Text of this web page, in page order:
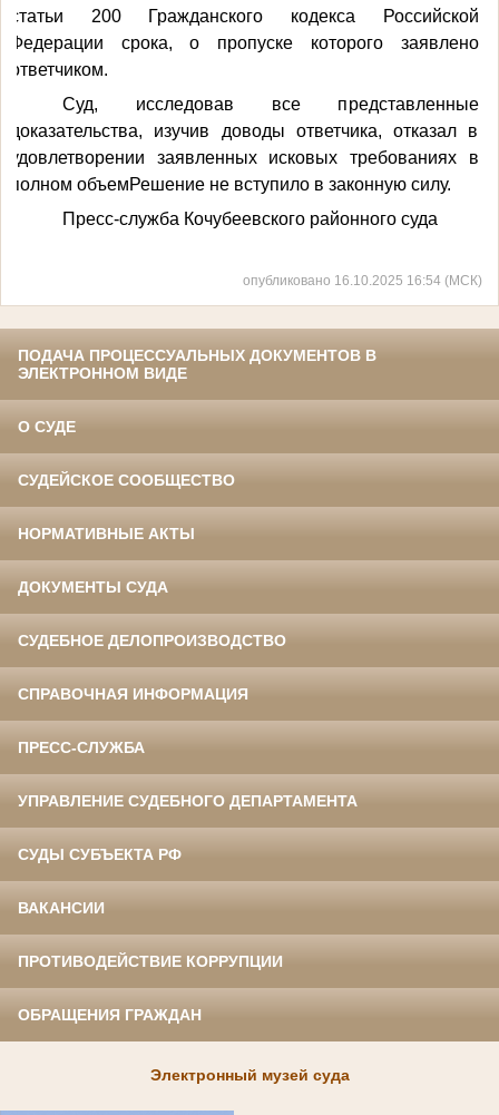
статьи 200 Гражданского кодекса Российской
Федерации срока, о пропуске которого заявлено
ответчиком.
Суд, исследовав все представленные
доказательства, изучив доводы ответчика, отказал в
удовлетворении заявленных исковых требованиях в
полном объемРешение не вступило в законную силу.
Пресс-служба Кочубеевского районного суда
опубликовано 16.10.2025 16:54 (МСК)
ПОДАЧА ПРОЦЕССУАЛЬНЫХ ДОКУМЕНТОВ В
ЭЛЕКТРОННОМ ВИДЕ
О СУДЕ
СУДЕЙСКОЕ СООБЩЕСТВО
НОРМАТИВНЫЕ АКТЫ
ДОКУМЕНТЫ СУДА
СУДЕБНОЕ ДЕЛОПРОИЗВОДСТВО
СПРАВОЧНАЯ ИНФОРМАЦИЯ
ПРЕСС-СЛУЖБА
УПРАВЛЕНИЕ СУДЕБНОГО ДЕПАРТАМЕНТА
СУДЫ СУБЪЕКТА РФ
ВАКАНСИИ
ПРОТИВОДЕЙСТВИЕ КОРРУПЦИИ
ОБРАЩЕНИЯ ГРАЖДАН
Электронный музей суда